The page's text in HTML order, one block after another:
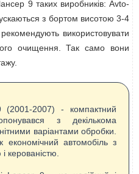
9 таких виробників: Avto-
з бортом висотою 3-4
використовувати
очищення. Так само вони
(2001-2007) - компактний
з декількома
варіантами обробки.
економічний автомобіль з
керованістю.